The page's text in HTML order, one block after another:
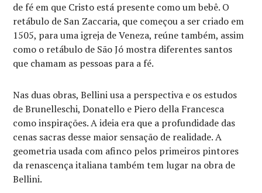
de fé em que Cristo está presente como um bebê. O
retábulo de San Zaccaria, que começou a ser criado em
1505, para uma igreja de Veneza, reúne também, assim
como o retábulo de São Jó mostra diferentes santos
que chamam as pessoas para a fé.
Nas duas obras, Bellini usa a perspectiva e os estudos
de Brunelleschi, Donatello e Piero della Francesca
como inspirações. A ideia era que a profundidade das
cenas sacras desse maior sensação de realidade. A
geometria usada com afinco pelos primeiros pintores
da renascença italiana também tem lugar na obra de
Bellini.